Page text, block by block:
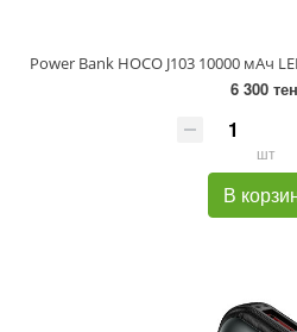
Power Bank HOCO J103 10000 мАч
6 300
шт
В